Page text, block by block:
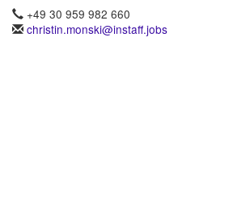
+49 30 959 982 660
christin.monski@instaff.jobs